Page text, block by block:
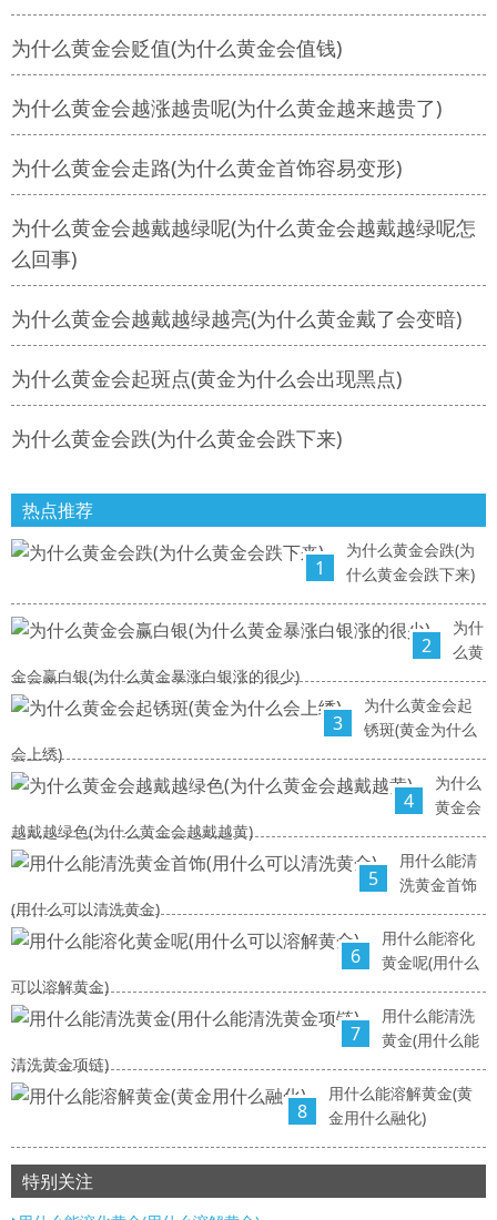
为什么黄金会贬值(为什么黄金会值钱)
为什么黄金会越涨越贵呢(为什么黄金越来越贵了)
为什么黄金会走路(为什么黄金首饰容易变形)
为什么黄金会越戴越绿呢(为什么黄金会越戴越绿呢怎
么回事)
为什么黄金会越戴越绿越亮(为什么黄金戴了会变暗)
为什么黄金会起斑点(黄金为什么会出现黑点)
为什么黄金会跌(为什么黄金会跌下来)
热点推荐
1
为什么黄金会跌(为
什么黄金会跌下来)
2
为什
么黄
金会赢白银(为什么黄金暴涨白银涨的很少)
3
为什么黄金会起
锈斑(黄金为什么
会上绣)
4
为什么
黄金会
越戴越绿色(为什么黄金会越戴越黄)
5
用什么能清
洗黄金首饰
(用什么可以清洗黄金)
6
用什么能溶化
黄金呢(用什么
可以溶解黄金)
7
用什么能清洗
黄金(用什么能
清洗黄金项链)
8
用什么能溶解黄金(黄
金用什么融化)
特别关注